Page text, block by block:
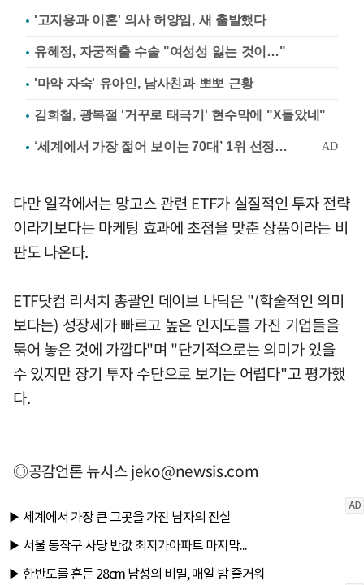
'고지용과 이혼' 의사 허양임, 새 출발했다
유혜정, 자궁적출 수술 "여성성 잃는 것이…"
'마약 자숙' 유아인, 남사친과 뽀뽀 근황
김희철, 광복절 '거꾸로 태극기' 현수막에 "X돌았네"
다만 일각에서는 망고스 관련 ETF가 실질적인 투자 전략
이라기보다는 마케팅 효과에 초점을 맞춘 상품이라는 비
판도 나온다.
ETF닷컴 리서치 총괄인 데이브 나딕은 "(학술적인 의미
보다는) 성장세가 빠르고 높은 인지도를 가진 기업들을
묶어 놓은 것에 가깝다"며 "단기적으로는 의미가 있을
수 있지만 장기 투자 수단으로 보기는 어렵다"고 평가했
다.
◎공감언론 뉴시스jeko@newsis.com